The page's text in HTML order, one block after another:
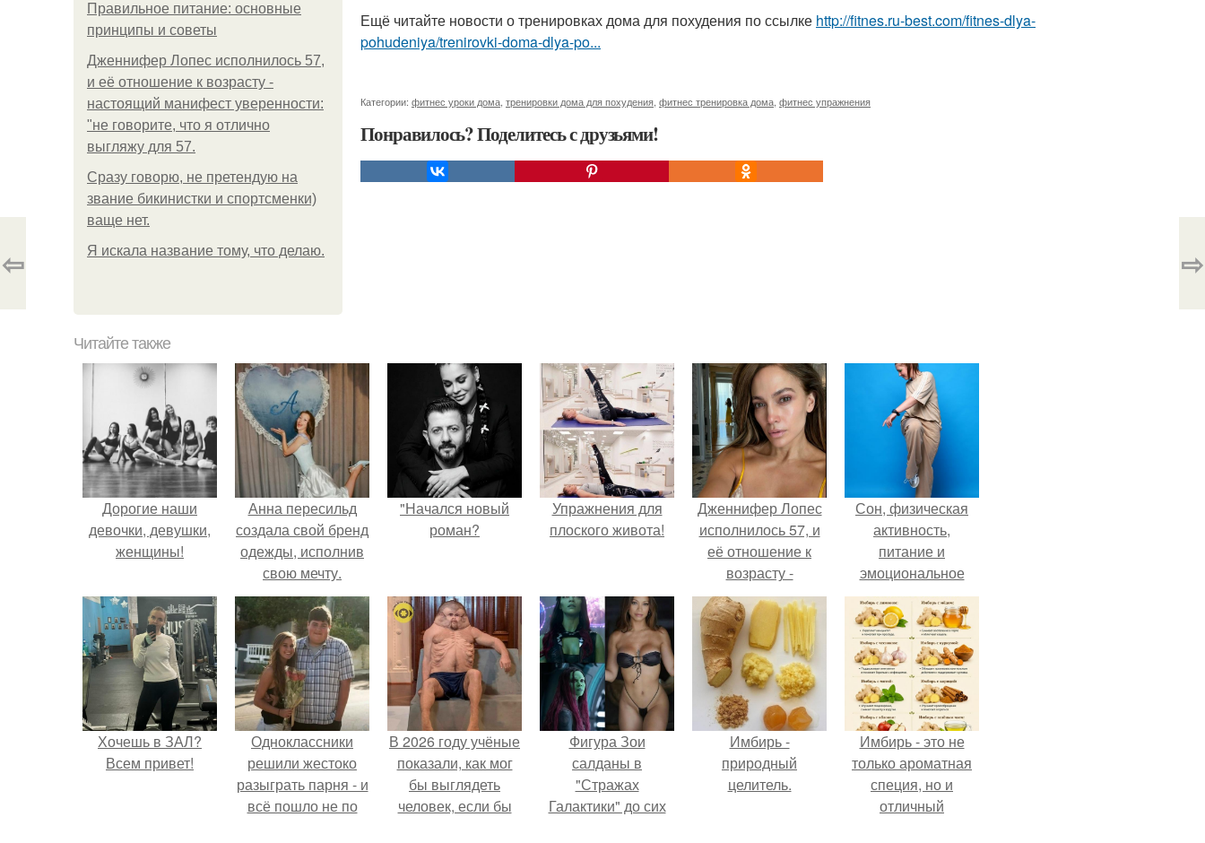
Правильное питание: основные
принципы и советы
Дженнифер Лопес исполнилось 57,
и её отношение к возрасту -
настоящий манифест уверенности:
"не говорите, что я отлично
выгляжу для 57.
Сразу говорю, не претендую на
звание бикинистки и спортсменки)
ваще нет.
Я искала название тому, что делаю.
Ещё читайте новости о тренировках дома для похудения по ссылке http://fitnes.ru-best.com/fitnes-dlya-
pohudeniya/trenirovki-doma-dlya-po...
Категории: фитнес уроки дома тренировки дома для похудения фитнес тренировка дома фитнес упражнения
Понравилось? Поделитесь с друзьями!
⇦ ⇨
Читайте также
Дорогие наши
девочки, девушки,
женщины!
Анна пересильд
создала свой бренд
одежды, исполнив
свою мечту.
"Начался новый
роман?
Упражнения для
плоского живота!
Дженнифер Лопес
исполнилось 57, и
её отношение к
возрасту -
настоящий
манифест
уверенности: "не
говорите, что я
отлично выгляжу
для 57.
Сон, физическая
активность,
питание и
эмоциональное
состояние!
Хочешь в ЗАЛ?
Всем привет!
Одноклассники
решили жестоко
разыграть парня - и
всё пошло не по
В 2026 году учёные
показали, как мог
бы выглядеть
человек, если бы
Фигура Зои
салданы в
"Стражах
Галактики" до сих
Имбирь -
природный
целитель.
Имбирь - это не
только ароматная
специя, но и
отличный